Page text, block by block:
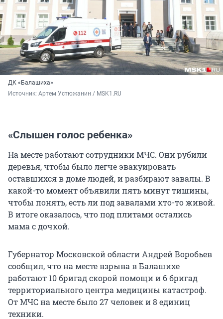
ДК «Балашиха»
Источник: Артем Устюжанин / MSK1.RU
«Слышен голос ребенка»
На месте работают сотрудники МЧС. Они рубили
деревья, чтобы было легче эвакуировать
оставшихся в доме людей, и разбирают завалы. В
какой-то момент объявили пять минут тишины,
чтобы понять, есть ли под завалами кто-то живой.
В итоге оказалось, что под плитами остались
мама с дочкой.
Губернатор Московской области Андрей Воробьев
сообщил, что на месте взрыва в Балашихе
работают 10 бригад скорой помощи и 6 бригад
территориального центра медицины катастроф.
От МЧС на месте было 27 человек и 8 единиц
техники.